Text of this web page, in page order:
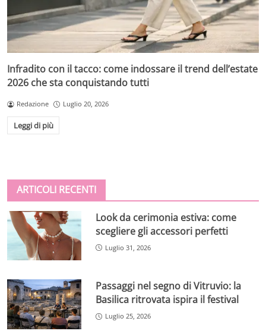
Infradito con il tacco: come indossare il trend dell’estate
2026 che sta conquistando tutti
Redazione Luglio 20, 2026
Leggi di più
ARTICOLI RECENTI
Look da cerimonia estiva: come
scegliere gli accessori perfetti
Luglio 31, 2026
Passaggi nel segno di Vitruvio: la
Basilica ritrovata ispira il festival
Luglio 25, 2026